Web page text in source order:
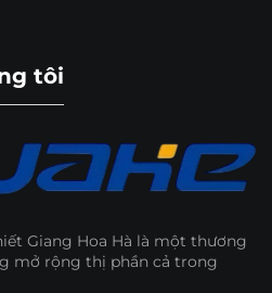
tôi
Giang Hoa Hà là một thương
mở rộng thị phần cả trong